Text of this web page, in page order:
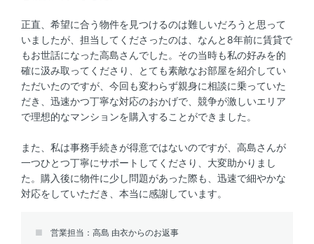
正直、希望に合う物件を見つけるのは難しいだろうと思って
いましたが、担当してくださったのは、なんと8年前に賃貸で
もお世話になった高島さんでした。その当時も私の好みを的
確に汲み取ってくださり、とても素敵なお部屋を紹介してい
ただいたのですが、今回も変わらず親身に相談に乗っていた
だき、迅速かつ丁寧な対応のおかげで、競争が激しいエリア
で理想的なマンションを購入することができました。
また、私は事務手続きが得意ではないのですが、高島さんが
一つひとつ丁寧にサポートしてくださり、大変助かりまし
た。購入後に物件に少し問題があった際も、迅速で細やかな
対応をしていただき、本当に感謝しています。
営業担当：高島 由衣からのお返事